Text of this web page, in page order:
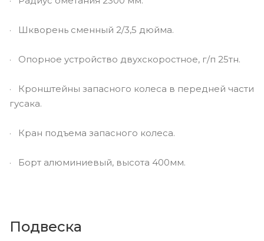
· Шкворень сменный 2/3,5 дюйма.
· Опорное устройство двухскоростное, г/п 25тн.
· Кронштейны запасного колеса в передней части
гусака.
· Кран подъема запасного колеса.
· Борт алюминиевый, высота 400мм.
Подвеска